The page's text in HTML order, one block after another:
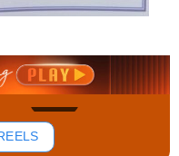
Casio Nam MTS-
Mua ngay